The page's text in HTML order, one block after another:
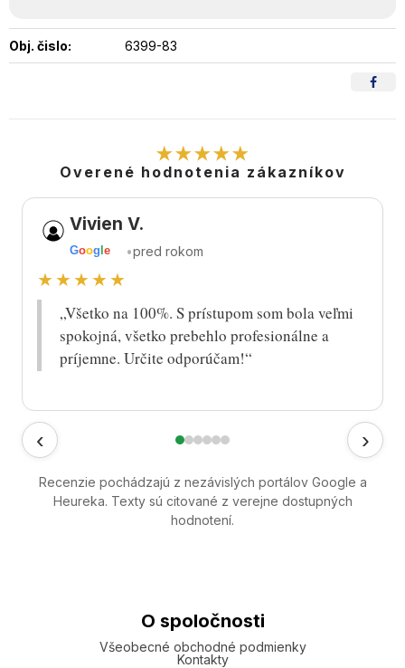
Obj. čislo: 6399-83
★★★★★
Overené hodnotenia zákazníkov
‹
Vivien V.
Goog le •pred rokom
★★★★★
„Všetko na 100%. S prístupom som bola veľmi
spokojná, všetko prebehlo profesionálne a
príjemne. Určite odporúčam!“
›
Recenzie pochádzajú z nezávislých portálov Google a
Heureka. Texty sú citované z verejne dostupných
hodnotení.
O spoločnosti
Všeobecné obchodné podmienky
Kontakty